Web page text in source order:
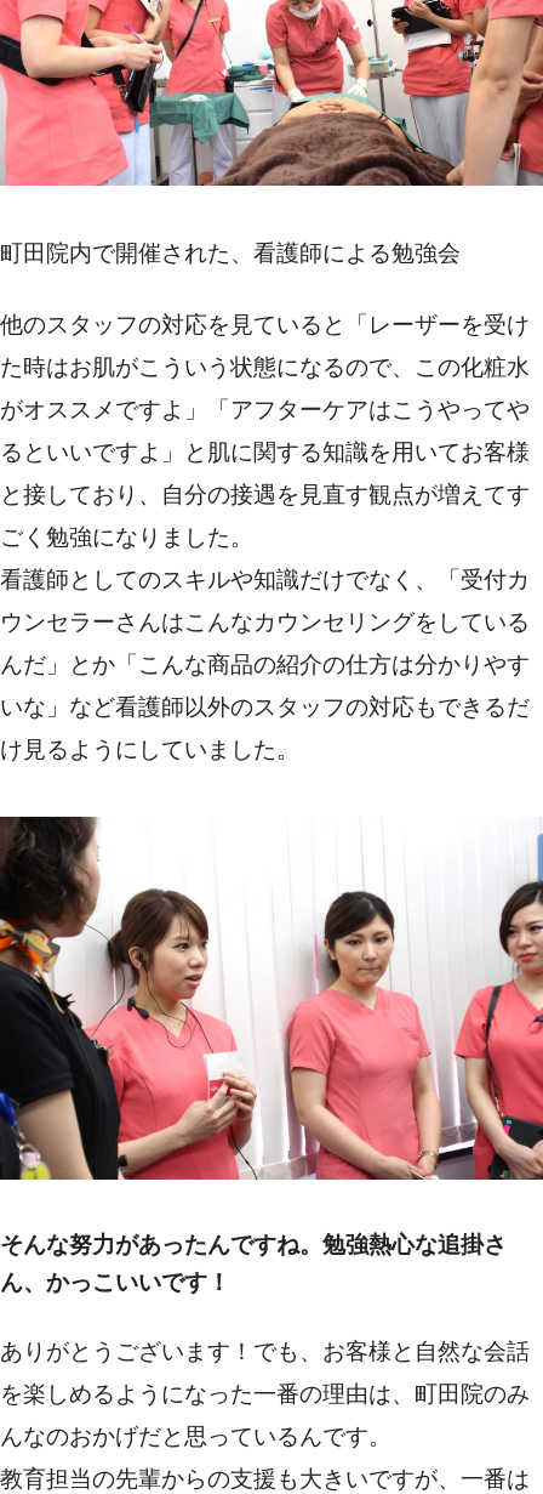
町田院内で開催された、看護師による勉強会
他のスタッフの対応を見ていると「レーザーを受け
た時はお肌がこういう状態になるので、この化粧水
がオススメですよ」「アフターケアはこうやってや
るといいですよ」と肌に関する知識を用いてお客様
と接しており、自分の接遇を見直す観点が増えてす
ごく勉強になりました。
看護師としてのスキルや知識だけでなく、「受付カ
ウンセラーさんはこんなカウンセリングをしている
んだ」とか「こんな商品の紹介の仕方は分かりやす
いな」など看護師以外のスタッフの対応もできるだ
け見るようにしていました。
そんな努力があったんですね。勉強熱心な追掛さ
ん、かっこいいです！
ありがとうございます！でも、お客様と自然な会話
を楽しめるようになった一番の理由は、町田院のみ
んなのおかげだと思っているんです。
教育担当の先輩からの支援も大きいですが、一番は